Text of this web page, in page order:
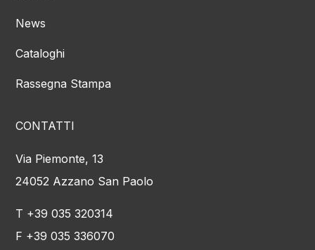
News
Cataloghi
Rassegna Stampa
CONTATTI
Via Piemonte, 13
24052 Azzano San Paolo
T +39 035 320314
F +39 035 336070